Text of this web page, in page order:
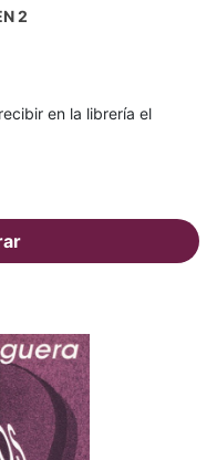
2
en la librería el